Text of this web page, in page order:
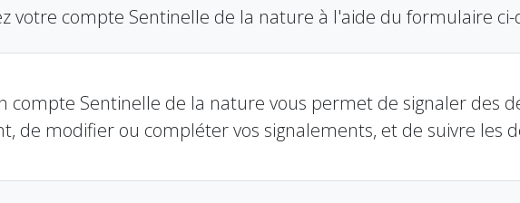
votre compte Sentinelle de la nature à l'aide du formulaire ci-
compte Sentinelle de la nature vous permet de signaler des
de modifier ou compléter vos signalements, et de suivre les